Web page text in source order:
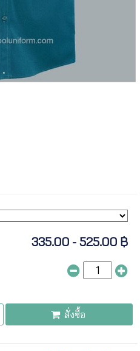
335.00 - 525.00 ฿
สั่งซื้อ